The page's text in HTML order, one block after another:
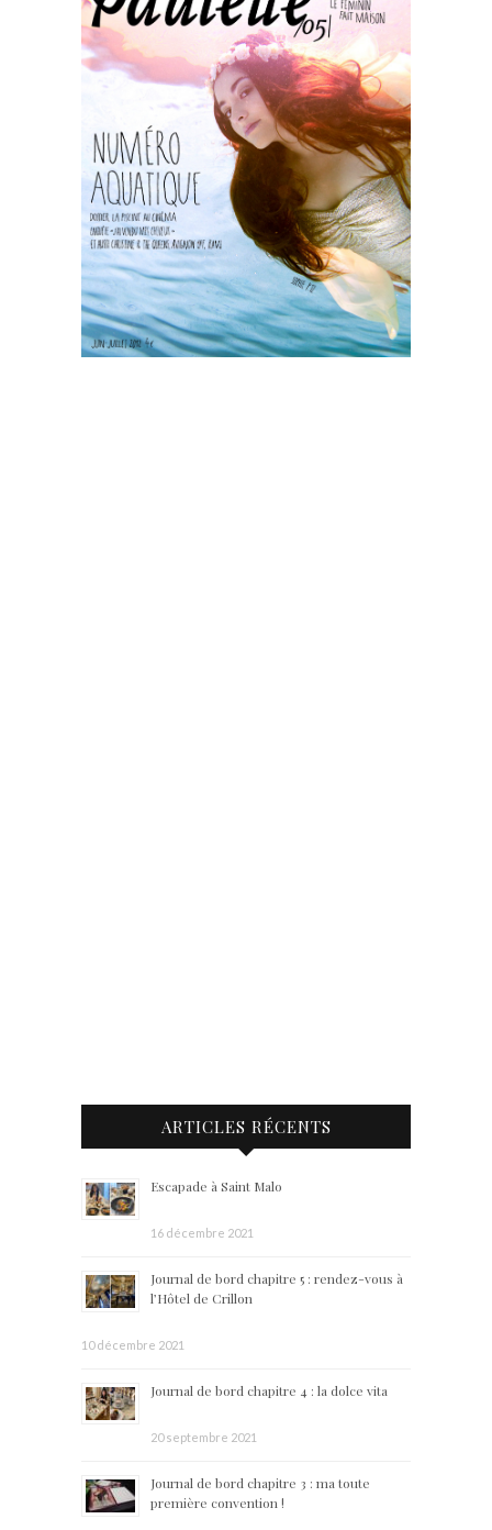
ARTICLES RÉCENTS
Escapade à Saint Malo
16 décembre 2021
Journal de bord chapitre 5 : rendez-vous à
l’Hôtel de Crillon
10 décembre 2021
Journal de bord chapitre 4 : la dolce vita
20 septembre 2021
Journal de bord chapitre 3 : ma toute
première convention !